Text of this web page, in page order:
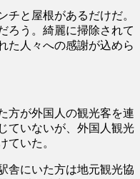
チと屋根があるだけだ。
ろう。綺麗に掃除されて
た人々への感謝が込めら
方が外国人の観光客を連
ていないが、外国人観光
ていた。
舎にいた方は地元観光協